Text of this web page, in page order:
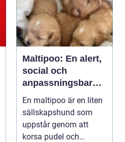
Maltipoo: En alert,
social och
anpassningsbar
familjehund
En maltipoo är en liten
sällskapshund som
uppstår genom att
korsa pudel och